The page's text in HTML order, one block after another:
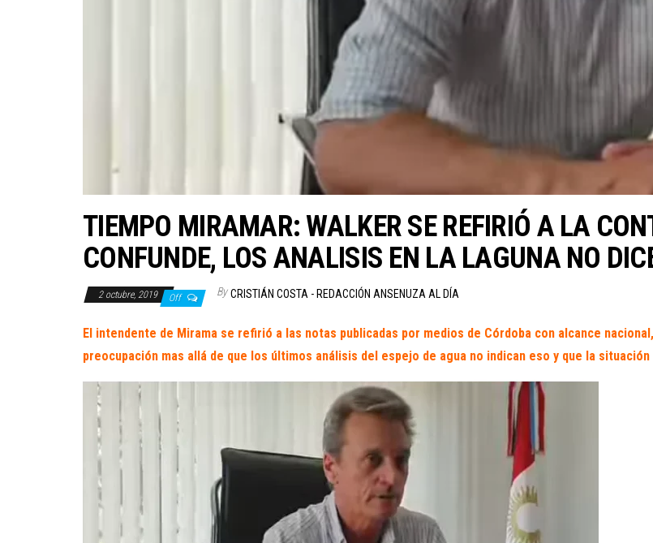
TIEMPO MIRAMAR: WALKER SE REFIRIÓ A LA
CONFUNDE, LOS ANALISIS EN LA LAGUNA NO
2 octubre, 2019 Off By CRISTIÁN COSTA - REDACCIÓN ANSENUZA AL DÍA
El intendente de Mirama se refirió a las notas publicadas por medios de Córdoba con alcance
preocupación mas allá de que los últimos análisis del espejo de agua no indican eso y que la